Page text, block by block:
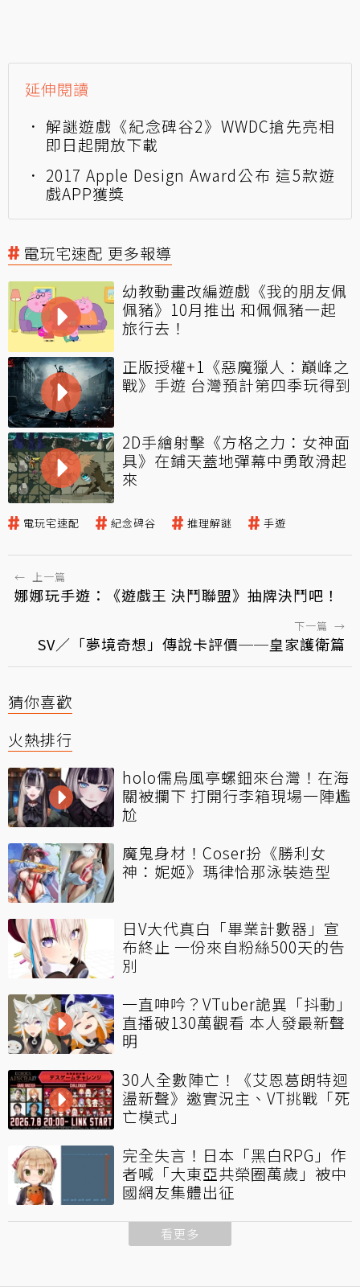
延伸閱讀
解謎遊戲《紀念碑谷2》WWDC搶先亮相
即日起開放下載
2017 Apple Design Award公布 這5款遊
戲APP獲獎
電玩宅速配 更多報導
幼教動畫改編遊戲《我的朋友佩
佩豬》10月推出 和佩佩豬一起
旅行去！
正版授權+1《惡魔獵人：巔峰之
戰》手遊 台灣預計第四季玩得到
2D手繪射擊《方格之力：女神面
具》在鋪天蓋地彈幕中勇敢滑起
來
電玩宅速配 紀念碑谷 推理解謎 手遊
← 上一篇
娜娜玩手遊：《遊戲王 決鬥聯盟》抽牌決鬥吧！
下一篇 →
SV／「夢境奇想」傳說卡評價──皇家護衛篇
猜你喜歡
火熱排行
holo儒烏風亭螺鈿來台灣！在海
關被攔下 打開行李箱現場一陣尷
尬
魔鬼身材！Coser扮《勝利女
神：妮姬》瑪律恰那泳裝造型
日V大代真白「畢業計數器」宣
布終止 一份來自粉絲500天的告
別
一直呻吟？VTuber詭異「抖動」
直播破130萬觀看 本人發最新聲
明
30人全數陣亡！《艾恩葛朗特迴
盪新聲》邀實況主、VT挑戰「死
亡模式」
完全失言！日本「黑白RPG」作
者喊「大東亞共榮圈萬歲」被中
國網友集體出征
看更多